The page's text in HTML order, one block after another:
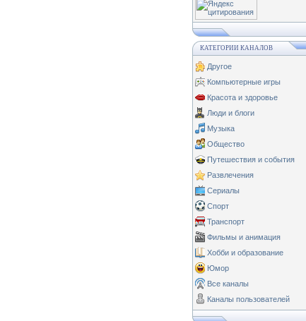
КАТЕГОРИИ КАНАЛОВ
Другое
Компьютерные игры
Красота и здоровье
Люди и блоги
Музыка
Общество
Путешествия и события
Развлечения
Сериалы
Спорт
Транспорт
Фильмы и анимация
Хобби и образование
Юмор
Все каналы
Каналы пользователей